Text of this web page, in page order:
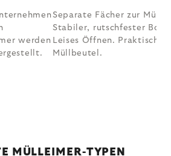
werden
Separate Fächer zur
Stabiler, rutschfester
Leises Öffnen. Praktische
Müllbeutel.
MÜLLEIMER-TYPEN